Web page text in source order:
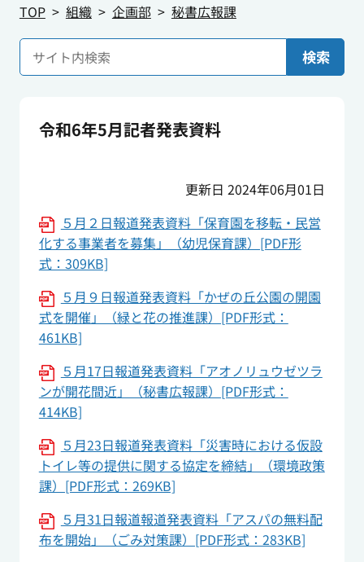
TOP
組織 企画部 秘書広報課
検索
令和6年5月記者発表資料
更新日 2024年06月01日
５月２日報道発表資料「保育園を移転・民営
化する事業者を募集」（幼児保育課）[PDF形
式：309KB]
５月９日報道発表資料「かぜの丘公園の開園
式を開催」（緑と花の推進課）[PDF形式：
461KB]
５月17日報道発表資料「アオノリュウゼツラ
ンが開花間近」（秘書広報課）[PDF形式：
414KB]
５月23日報道発表資料「災害時における仮設
トイレ等の提供に関する協定を締結」（環境政策
課）[PDF形式：269KB]
５月31日報道報道発表資料「アスパの無料配
布を開始」（ごみ対策課）[PDF形式：283KB]